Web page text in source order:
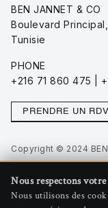
Nous respectons
Nous utilisons des
BEN JANNET & CO
Boulevard
Tunisie
PHONE
+216 71 860 475 |
PRENDRE UN RDV
Copyright © 2024
Terms of Use
Gérer les cookies